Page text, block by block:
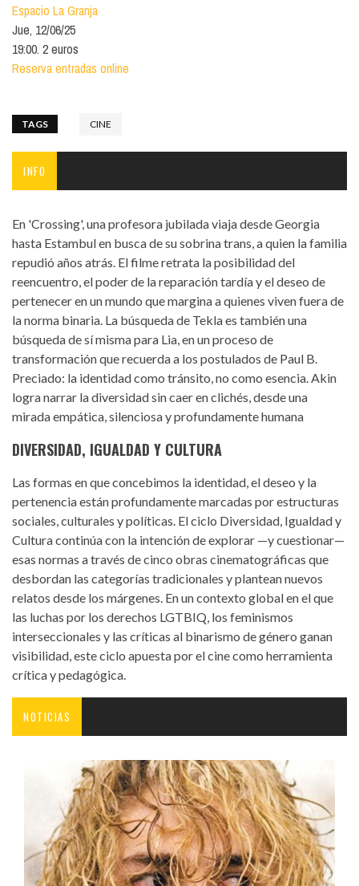
Espacio La Granja
Jue, 12/06/25
19:00. 2 euros
Reserva entradas online
TAGS CINE
INFO
En 'Crossing', una profesora jubilada viaja desde Georgia
hasta Estambul en busca de su sobrina trans, a quien la familia
repudió años atrás. El filme retrata la posibilidad del
reencuentro, el poder de la reparación tardía y el deseo de
pertenecer en un mundo que margina a quienes viven fuera de
la norma binaria. La búsqueda de Tekla es también una
búsqueda de sí misma para Lia, en un proceso de
transformación que recuerda a los postulados de Paul B.
Preciado: la identidad como tránsito, no como esencia. Akin
logra narrar la diversidad sin caer en clichés, desde una
mirada empática, silenciosa y profundamente humana
DIVERSIDAD, IGUALDAD Y CULTURA
Las formas en que concebimos la identidad, el deseo y la
pertenencia están profundamente marcadas por estructuras
sociales, culturales y políticas. El ciclo Diversidad, Igualdad y
Cultura continúa con la intención de explorar —y cuestionar—
esas normas a través de cinco obras cinematográficas que
desbordan las categorías tradicionales y plantean nuevos
relatos desde los márgenes. En un contexto global en el que
las luchas por los derechos LGTBIQ, los feminismos
interseccionales y las críticas al binarismo de género ganan
visibilidad, este ciclo apuesta por el cine como herramienta
crítica y pedagógica.
NOTICIAS